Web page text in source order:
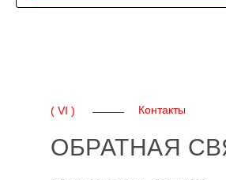
ОБРАТНАЯ
( VI ) Контакты